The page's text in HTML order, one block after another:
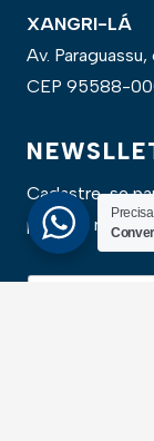
XANGRI-LÁ
Av.
CEP 95588-
Cadastre-se
primeira mão